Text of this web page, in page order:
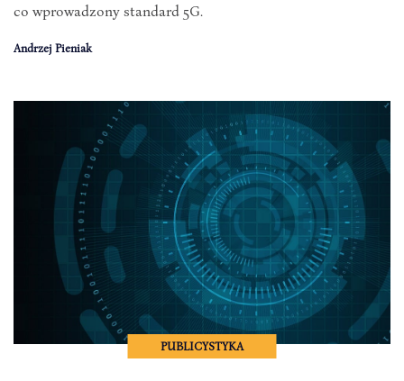
co wprowadzony standard 5G.
Andrzej Pieniak
PUBLICYSTYKA